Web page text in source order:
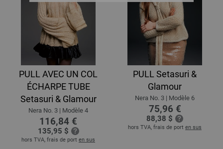
PULL AVEC UN COL
ÉCHARPE TUBE
Setasuri & Glamour
Nera No. 3 | Modèle 4
116,84 €
135,95 $
hors TVA, frais de port en sus
PULL Setasuri &
Glamour
Nera No. 3 | Modèle 6
75,96 €
88,38 $
hors TVA, frais de port en sus